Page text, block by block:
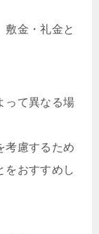
敷金・礼金と
って異なる場
考慮するため
をおすすめし